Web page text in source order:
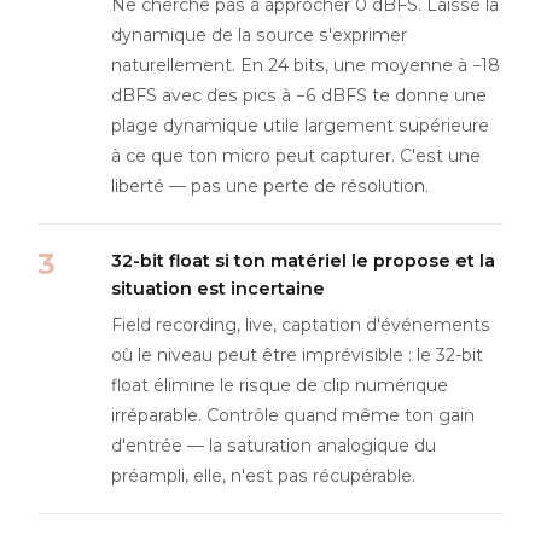
Ne cherche pas à approcher 0 dBFS. Laisse la
dynamique de la source s'exprimer
naturellement. En 24 bits, une moyenne à −18
dBFS avec des pics à −6 dBFS te donne une
plage dynamique utile largement supérieure
à ce que ton micro peut capturer. C'est une
liberté — pas une perte de résolution.
32-bit float si ton matériel le propose et la
situation est incertaine
Field recording, live, captation d'événements
où le niveau peut être imprévisible : le 32-bit
float élimine le risque de clip numérique
irréparable. Contrôle quand même ton gain
d'entrée — la saturation analogique du
préampli, elle, n'est pas récupérable.